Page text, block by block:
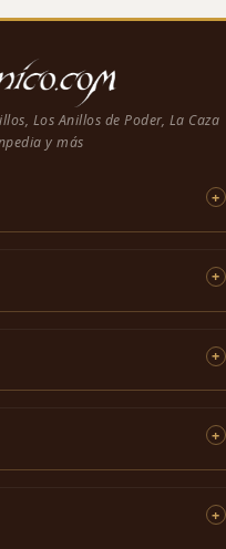
Los Anillos de Poder, La Caza
y más